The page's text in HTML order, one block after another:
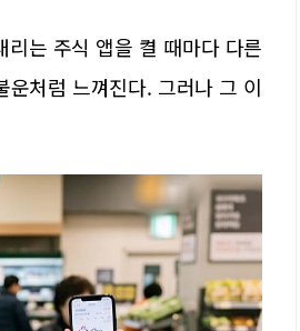
는 주식 앱을 켤 때마다 다른
처럼 느껴진다. 그러나 그 이